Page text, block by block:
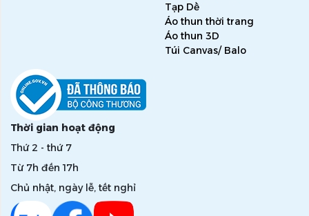
Tạp Dề
Áo thun thời trang
Áo thun 3D
Túi Canvas/ Balo
Thời gian hoạt động
Thứ 2 - thứ 7
Từ 7h đến 17h
Chủ nhật, ngày lễ, tết nghỉ